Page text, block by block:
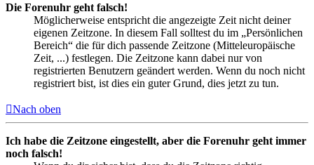
Die Forenuhr geht falsch!
Möglicherweise entspricht die angezeigte Zeit nicht deiner
eigenen Zeitzone. In diesem Fall solltest du im „Persönlichen
Bereich“ die für dich passende Zeitzone (Mitteleuropäische
Zeit, ...) festlegen. Die Zeitzone kann dabei nur von
registrierten Benutzern geändert werden. Wenn du noch nicht
registriert bist, ist dies ein guter Grund, dies jetzt zu tun.
Nach oben
Ich habe die Zeitzone eingestellt, aber die Forenuhr geht immer
noch falsch!